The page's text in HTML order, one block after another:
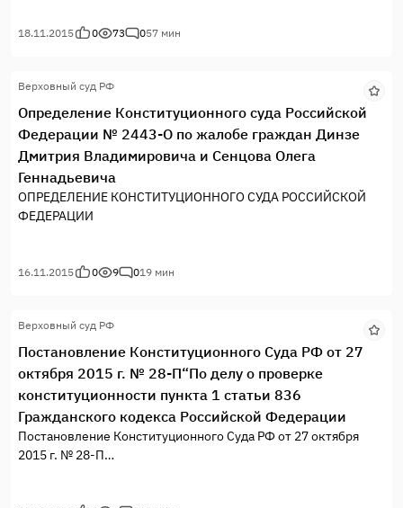
конституционности пункта 1 статьи 10 Федерального закона
18.11.2015 0 73 057 мин
Верховный суд РФ
Определение Конституционного суда Российской
Федерации № 2443-О по жалобе граждан Динзе
Дмитрия Владимировича и Сенцова Олега
Геннадьевича
ОПРЕДЕЛЕНИЕ КОНСТИТУЦИОННОГО СУДА РОССИЙСКОЙ
ФЕДЕРАЦИИ
16.11.2015 0 9 019 мин
Верховный суд РФ
Постановление Конституционного Суда РФ от 27
октября 2015 г. № 28-П“По делу о проверке
конституционности пункта 1 статьи 836
Гражданского кодекса Российской Федерации
Постановление Конституционного Суда РФ от 27 октября
2015 г. № 28-П